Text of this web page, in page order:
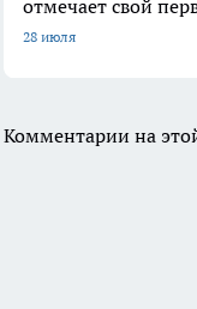
отмечает свой
28 июля
Комментарии на